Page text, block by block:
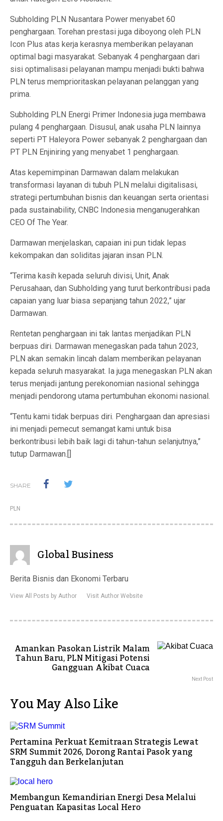
Subholding PLN Nusantara Power menyabet 60
penghargaan. Torehan prestasi juga diboyong oleh PLN
Icon Plus atas kerja kerasnya memberikan pelayanan
optimal bagi masyarakat. Sebanyak 4 penghargaan dari
sisi optimalisasi pelayanan mampu menjadi bukti bahwa
PLN terus memprioritaskan pelayanan pelanggan yang
prima.
Subholding PLN Energi Primer Indonesia juga membawa
pulang 4 penghargaan. Disusul, anak usaha PLN lainnya
seperti PT Haleyora Power sebanyak 2 penghargaan dan
PT PLN Enjiniring yang menyabet 1 penghargaan.
Atas kepemimpinan Darmawan dalam melakukan
transformasi layanan di tubuh PLN melalui digitalisasi,
strategi pertumbuhan bisnis dan keuangan serta orientasi
pada sustainability, CNBC Indonesia menganugerahkan
CEO Of The Year.
Darmawan menjelaskan, capaian ini pun tidak lepas
kekompakan dan soliditas jajaran insan PLN.
“Terima kasih kepada seluruh divisi, Unit, Anak
Perusahaan, dan Subholding yang turut berkontribusi pada
capaian yang luar biasa sepanjang tahun 2022,” ujar
Darmawan.
Rentetan penghargaan ini tak lantas menjadikan PLN
berpuas diri. Darmawan menegaskan pada tahun 2023,
PLN akan semakin lincah dalam memberikan pelayanan
kepada seluruh masyarakat. Ia juga menegaskan PLN akan
terus menjadi jantung perekonomian nasional sehingga
menjadi pendorong utama pertumbuhan ekonomi nasional.
“Tentu kami tidak berpuas diri. Penghargaan dan apresiasi
ini menjadi pemecut semangat kami untuk bisa
berkontribusi lebih baik lagi di tahun-tahun selanjutnya,”
tutup Darmawan.[]
SHARE
PLN
Global Business
Berita Bisnis dan Ekonomi Terbaru
View All Posts by Author Visit Author Website
Amankan Pasokan Listrik Malam
Tahun Baru, PLN Mitigasi Potensi
Gangguan Akibat Cuaca
Next Post
You May Also Like
Pertamina Perkuat Kemitraan Strategis Lewat
SRM Summit 2026, Dorong Rantai Pasok yang
Tangguh dan Berkelanjutan
Membangun Kemandirian Energi Desa Melalui
Penguatan Kapasitas Local Hero